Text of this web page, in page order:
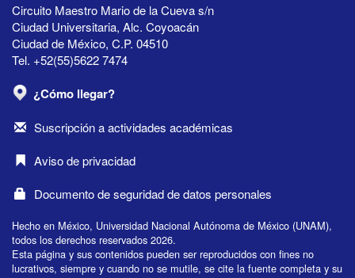
Circuito Maestro Mario de la Cueva s/n
Ciudad Universitaria, Alc. Coyoacán
Ciudad de México, C.P. 04510
Tel. +52(55)5622 7474
¿Cómo llegar?
Suscripción a actividades académicas
Aviso de privacidad
Documento de seguridad de datos personales
Hecho en México, Universidad Nacional Autónoma de México (UNAM),
todos los derechos reservados 2026.
Esta página y sus contenidos pueden ser reproducidos con fines no
lucrativos, siempre y cuando no se mutile, se cite la fuente completa y su